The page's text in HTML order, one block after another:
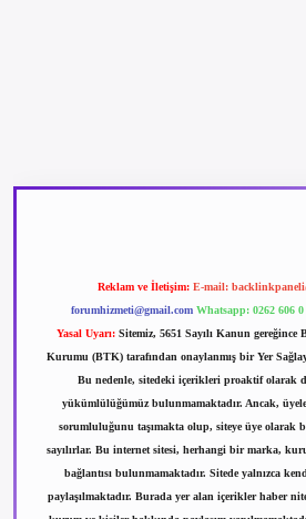
Reklam ve İletişim: E-mail:
forumhizmeti@gmail.com Whatsapp: 0262 606 0
Yasal Uyarı: Sitemiz, 5651 Sayılı Kanun
Kurumu (BTK) tarafından onaylanmış bir Yer
Bu nedenle, sitedeki içerikleri proaktif olarak
yükümlülüğümüz bulunmamaktadır. Ancak,
sorumluluğunu taşımakta olup, siteye üye olarak
sayılırlar. Bu internet sitesi, herhangi bir marka,
bağlantısı bulunmamaktadır. Sitede yalnızca
paylaşılmaktadır. Burada yer alan içerikler haber